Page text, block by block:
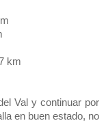
km
Val y continuar por
en buen estado, no